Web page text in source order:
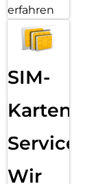
erfahren
SIM-
Karten
Service:
Wir